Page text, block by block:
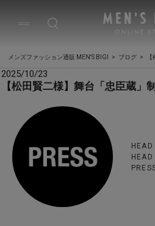
メンズファッション通販 MEN'S BIGI ブログ
2025/10/23
【松田賢二様】舞台「忠臣蔵」
HEAD
HEAD